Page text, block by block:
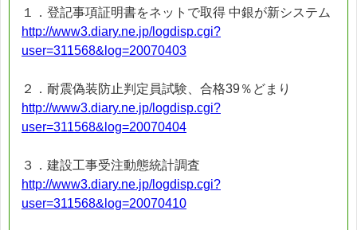
１．登記事項証明書をネットで取得 中銀が新システム
http://www3.diary.ne.jp/logdisp.cgi?
user=311568&log=20070403
２．耐震偽装防止判定員試験、合格39％どまり
http://www3.diary.ne.jp/logdisp.cgi?
user=311568&log=20070404
３．建設工事受注動態統計調査
http://www3.diary.ne.jp/logdisp.cgi?
user=311568&log=20070410